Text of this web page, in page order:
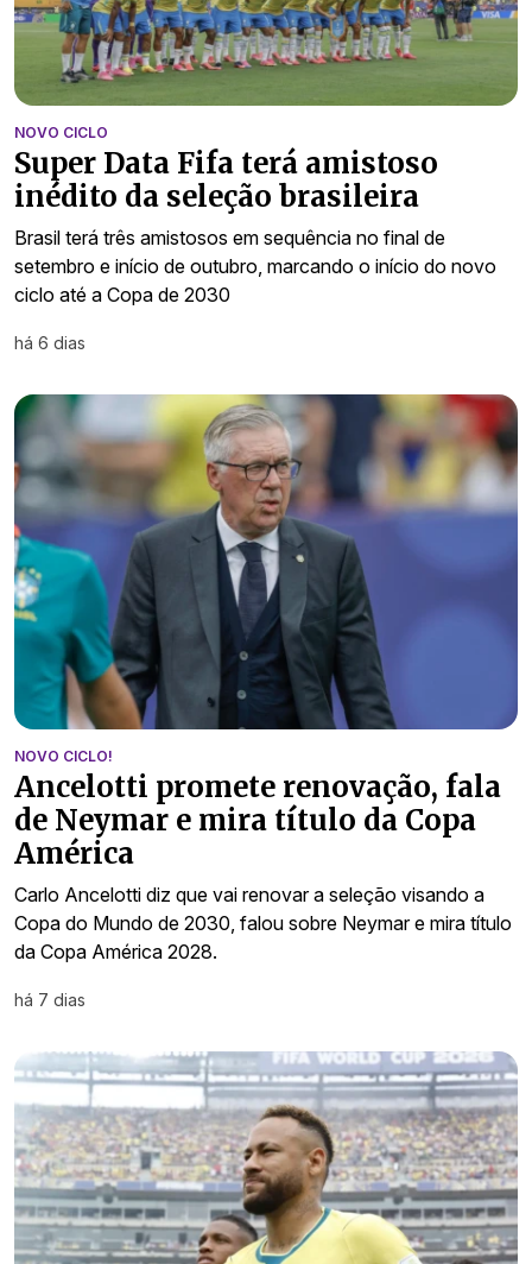
NOVO CICLO
Super Data Fifa terá amistoso
inédito da seleção brasileira
Brasil terá três amistosos em sequência no final de
setembro e início de outubro, marcando o início do novo
ciclo até a Copa de 2030
há 6 dias
NOVO CICLO!
Ancelotti promete renovação, fala
de Neymar e mira título da Copa
América
Carlo Ancelotti diz que vai renovar a seleção visando a
Copa do Mundo de 2030, falou sobre Neymar e mira título
da Copa América 2028.
há 7 dias